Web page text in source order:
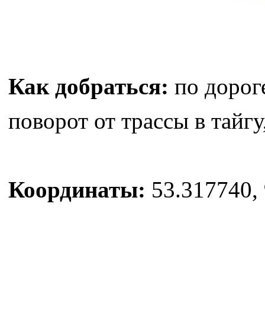
Как добраться: по
поворот от трассы в
Координаты: 53.317740,